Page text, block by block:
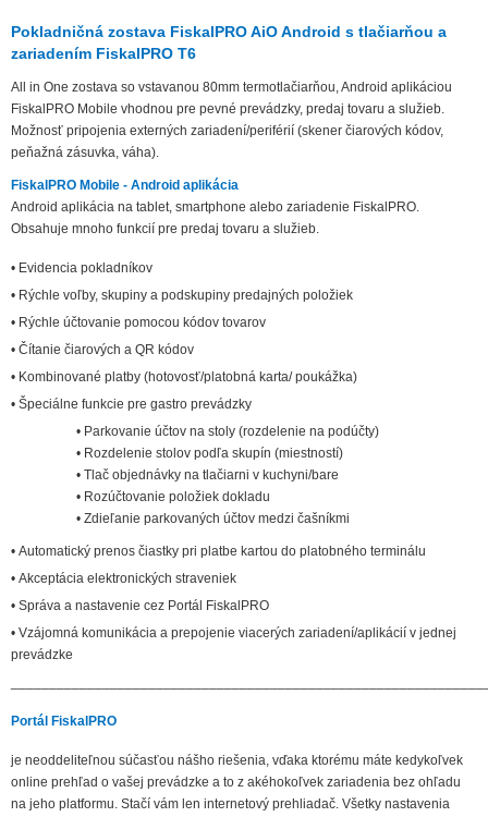
Pokladničná zostava FiskalPRO AiO Android s tlačiarňou a
zariadením FiskalPRO T6
All in One zostava so vstavanou 80mm termotlačiarňou, Android aplikáciou
FiskalPRO Mobile vhodnou pre pevné prevádzky, predaj tovaru a služieb.
Možnosť pripojenia externých zariadení/periférií (skener čiarových kódov,
peňažná zásuvka, váha).
FiskalPRO Mobile - Android aplikácia
Android aplikácia na tablet, smartphone alebo zariadenie FiskalPRO.
Obsahuje mnoho funkcií pre predaj tovaru a služieb.
• Evidencia pokladníkov
• Rýchle voľby, skupiny a podskupiny predajných položiek
• Rýchle účtovanie pomocou kódov tovarov
• Čítanie čiarových a QR kódov
• Kombinované platby (hotovosť/platobná karta/ poukážka)
• Špeciálne funkcie pre gastro prevádzky
• Parkovanie účtov na stoly (rozdelenie na podúčty)
• Rozdelenie stolov podľa skupín (miestností)
• Tlač objednávky na tlačiarni v kuchyni/bare
• Rozúčtovanie položiek dokladu
• Zdieľanie parkovaných účtov medzi čašníkmi
• Automatický prenos čiastky pri platbe kartou do platobného terminálu
• Akceptácia elektronických straveniek
• Správa a nastavenie cez Portál FiskalPRO
• Vzájomná komunikácia a prepojenie viacerých zariadení/aplikácií v jednej
prevádzke
Portál FiskalPRO
je neoddeliteľnou súčasťou nášho riešenia, vďaka ktorému máte kedykoľvek
online prehľad o vašej prevádzke a to z akéhokoľvek zariadenia bez ohľadu
na jeho platformu. Stačí vám len internetový prehliadač. Všetky nastavenia